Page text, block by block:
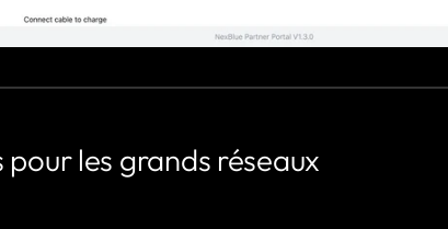
les grands réseaux